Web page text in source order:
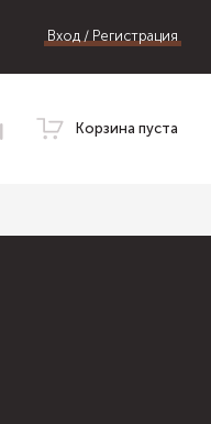
Вход / Регистрация
Корзина пуста